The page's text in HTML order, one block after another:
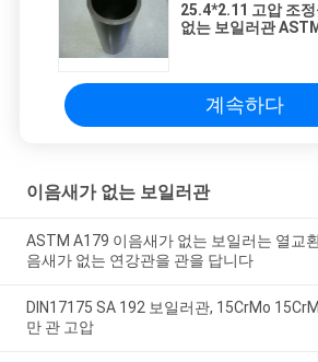
25.4*2.11 고압 조
없는 보일러관
계속하다
이음새가 없는 보일러관
ASTM A179 이음새가 없는 보일러는 열교
음새가 없는 연강관을 관을 답니다
DIN17175 SA 192 보일러관, 15CrMo
만 관 고압